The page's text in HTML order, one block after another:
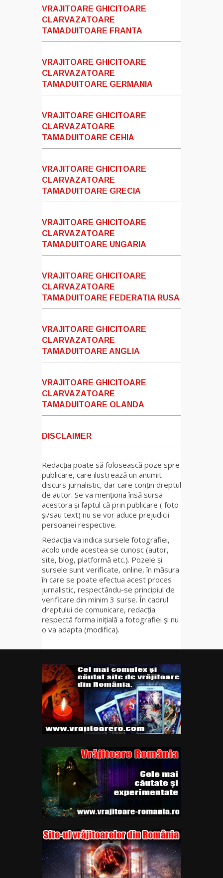
VRAJITOARE GHICITOARE
CLARVAZATOARE
TAMADUITOARE FRANTA
VRAJITOARE GHICITOARE
CLARVAZATOARE
TAMADUITOARE GERMANIA
VRAJITOARE GHICITOARE
CLARVAZATOARE
TAMADUITOARE CEHIA
VRAJITOARE GHICITOARE
CLARVAZATOARE
TAMADUITOARE GRECIA
VRAJITOARE GHICITOARE
CLARVAZATOARE
TAMADUITOARE UNGARIA
VRAJITOARE GHICITOARE
CLARVAZATOARE
TAMADUITOARE FEDERATIA RUSA
VRAJITOARE GHICITOARE
CLARVAZATOARE
TAMADUITOARE ANGLIA
VRAJITOARE GHICITOARE
CLARVAZATOARE
TAMADUITOARE OLANDA
DISCLAIMER
Redacția poate să folosească poze spre
publicare, care ilustrează un anumit
discurs jurnalistic, dar care conțin dreptul
de autor. Se va menționa însă sursa
acestora și faptul că prin publicare ( foto
și/sau text) nu se vor aduce prejudicii
persoanei respective.
Redacția va indica sursele fotografiei,
acolo unde acestea se cunosc (autor,
site, blog, platformă etc.). Pozele și
sursele sunt verificate, online, în măsura
în care se poate efectua acest proces
jurnalistic, respectându-se principiul de
verificare din minim 3 surse. În cadrul
dreptului de comunicare, redacția
respectă forma inițială a fotografiei și nu
o va adapta (modifica).